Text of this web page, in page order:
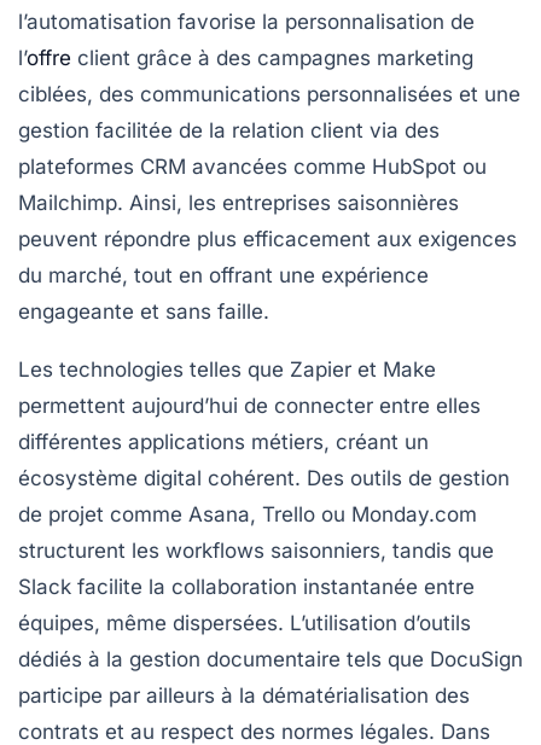
l’automatisation favorise la personnalisation de
l’offre client grâce à des campagnes marketing
ciblées, des communications personnalisées et une
gestion facilitée de la relation client via des
plateformes CRM avancées comme HubSpot ou
Mailchimp. Ainsi, les entreprises saisonnières
peuvent répondre plus efficacement aux exigences
du marché, tout en offrant une expérience
engageante et sans faille.
Les technologies telles que Zapier et Make
permettent aujourd’hui de connecter entre elles
différentes applications métiers, créant un
écosystème digital cohérent. Des outils de gestion
de projet comme Asana, Trello ou Monday.com
structurent les workflows saisonniers, tandis que
Slack facilite la collaboration instantanée entre
équipes, même dispersées. L’utilisation d’outils
dédiés à la gestion documentaire tels que DocuSign
participe par ailleurs à la dématérialisation des
contrats et au respect des normes légales. Dans